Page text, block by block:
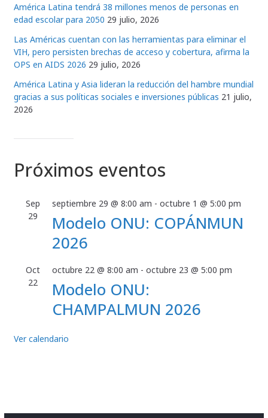
América Latina tendrá 38 millones menos de personas en
edad escolar para 2050 29 julio, 2026
Las Américas cuentan con las herramientas para eliminar el
VIH, pero persisten brechas de acceso y cobertura, afirma la
OPS en AIDS 2026 29 julio, 2026
América Latina y Asia lideran la reducción del hambre mundial
gracias a sus políticas sociales e inversiones públicas 21 julio,
2026
Próximos eventos
Sep
29
septiembre 29 @ 8:00 am - octubre 1 @ 5:00 pm
Modelo ONU: COPÁNMUN
2026
Oct
22
octubre 22 @ 8:00 am - octubre 23 @ 5:00 pm
Modelo ONU:
CHAMPALMUN 2026
Ver calendario